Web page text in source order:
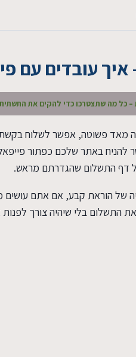
– כל מה שתצטרכו כדי להקים את
מאד פשוטה, אפשר לשלוח
באתר שלכם כפתור
דף התשלום שהגדרתם מראש.
של הוראת קבע, אם אתם עושים
התשלום בלי שיהיה צורך